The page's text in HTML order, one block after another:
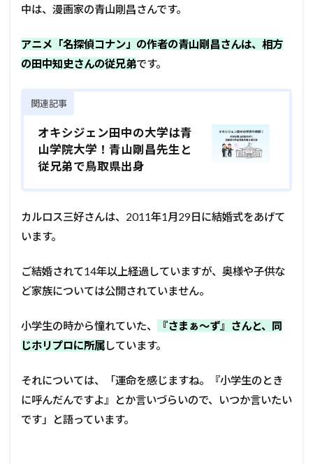
中は、漫画家の青山剛昌さんです。
アニメ「名探偵コナン」の作者の青山剛昌さんは、相方
の田中知史さんの従兄弟です。
関連記事
オキシジェン田中の大学は青
山学院大学！青山剛昌先生と
従兄弟で鳥取県出身
カルロス三好さんは、2011年1月29日に結婚式をあげて
います。
ご結婚されて14年以上経過していますが、奥様や子供な
ど家族については公開されていません。
小学生の時から憧れていた、
『さまぁ～ず』さんと、同
じホリプロに所属しています。
それについては、「運命を感じますね。『小学生のとき
に呼んだんですよ』とか言いづらいので、いつか言いたい
です」と語っています。